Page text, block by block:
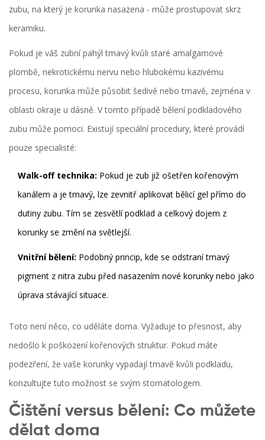
zubu, na který je korunka nasazena - může prostupovat skrz
keramiku.
Pokud je váš zubní pahýl tmavý kvůli staré amalgamové
plombě, nekrotickému nervu nebo hlubokému kazivému
procesu, korunka může působit šedivě nebo tmavě, zejména v
oblasti okraje u dásně. V tomto případě bělení podkladového
zubu může pomoci. Existují speciální procedury, které provádí
pouze specialisté:
Walk-off technika: Pokud je zub již ošetřen kořenovým
kanálem a je tmavý, lze zevnitř aplikovat bělicí gel přímo do
dutiny zubu. Tím se zesvětlí podklad a celkový dojem z
korunky se změní na světlejší.
Vnitřní bělení: Podobný princip, kde se odstraní tmavý
pigment z nitra zubu před nasazením nové korunky nebo jako
úprava stávající situace.
Toto není něco, co uděláte doma. Vyžaduje to přesnost, aby
nedošlo k poškození kořenových struktur. Pokud máte
podezření, že vaše korunky vypadají tmavě kvůli podkladu,
konzultujte tuto možnost se svým stomatologem.
Čištění versus bělení: Co můžete
dělat doma